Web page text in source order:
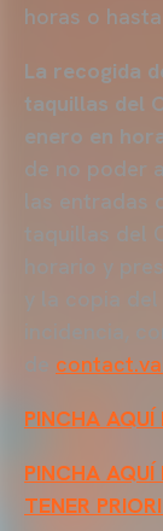
horas o
La recogida
taquillas del
enero en
de no poder
las entradas
taquillas del
horario y
y la copia
incidencia,
PINCHA AQUÍ
PINCHA
TENER